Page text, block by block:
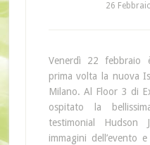
26
Venerdì 22 febbraio
prima volta la nuova
Milano. Al Floor 3 di
ospitato la
testimonial Hudson
immagini dell’evento